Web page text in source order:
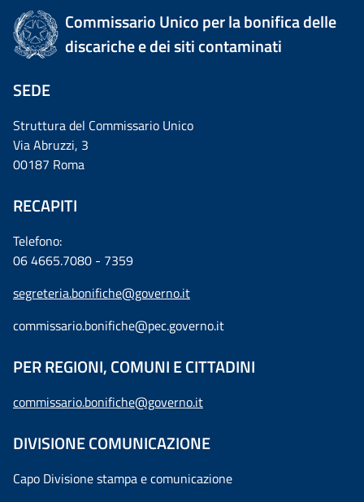
Commissario Unico per la bonifica delle
discariche e dei siti contaminati
SEDE
Struttura del Commissario Unico
Via Abruzzi, 3
00187 Roma
RECAPITI
Telefono:
06 4665.7080 - 7359
segreteria.bonifiche@governo.it
commissario.bonifiche@pec.governo.it
PER REGIONI, COMUNI E CITTADINI
commissario.bonifiche@governo.it
DIVISIONE COMUNICAZIONE
Capo Divisione stampa e comunicazione